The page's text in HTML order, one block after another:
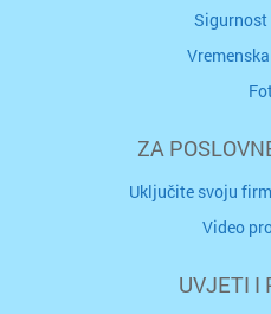
ZA
Uključite svoju
Video
UVJETI I